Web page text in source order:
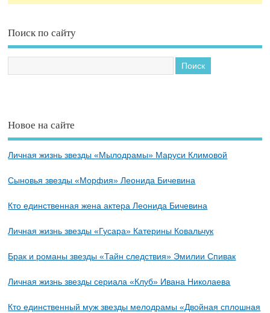
Поиск по сайту
Новое на сайте
Личная жизнь звезды «Мылодрамы» Маруси Климовой
Сыновья звезды «Морфия» Леонида Бичевина
Кто единственная жена актера Леонида Бичевина
Личная жизнь звезды «Гусара» Катерины Ковальчук
Брак и романы звезды «Тайн следствия» Эмилии Спивак
Личная жизнь звезды сериала «Клуб» Ивана Николаева
Кто единственный муж звезды мелодрамы «Двойная сплошная